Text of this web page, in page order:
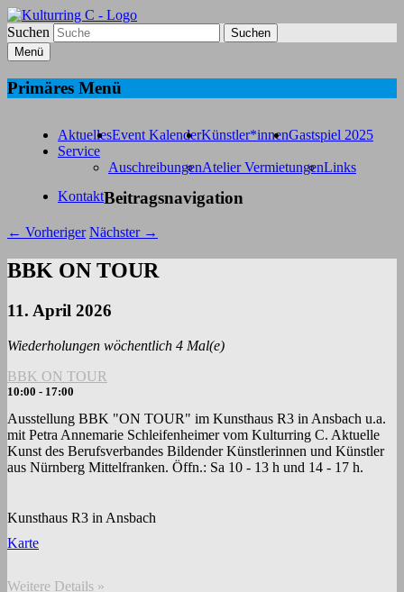
Kulturring C
Bildende Kunst in Fürth
Suchen
Menü
Primäres Menü
AktuellesEvent KalenderKünstler*innenGastspiel 2025
Service
AuschreibungenAtelier VermietungenLinks
KontaktBeitragsnavigation
← Vorheriger Nächster →
BBK ON TOUR
11. April 2026
Wiederholungen wöchentlich 4 Mal(e)
BBK ON TOUR
10:00 - 17:00
Ausstellung BBK "ON TOUR" im Kunsthaus R3 in Ansbach u.a.
mit Petra Annemarie Schleifenheimer vom Kulturring C. Aktuelle
Kunst des Berufsverbandes Bildender Künstlerinnen und Künstler
aus Nürnberg Mittelfranken. Öffn.: Sa 10 - 13 h und 14 - 17 h.
Kunsthaus R3 in Ansbach
Karte
Weitere Details »